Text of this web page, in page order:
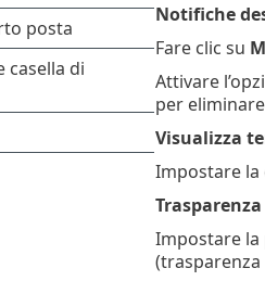
Notifiche
Fare clic su
Attivare
per
Visualizza
Impostare la
Trasparenza
Impostare la